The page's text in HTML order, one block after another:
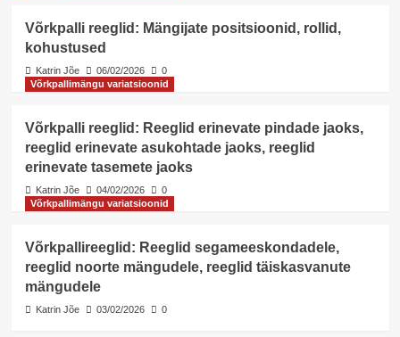
Võrkpalli reeglid: Mängijate positsioonid, rollid,
kohustused
Katrin Jõe 06/02/2026
0
Võrkpallimängu variatsioonid
Võrkpalli reeglid: Reeglid erinevate pindade jaoks,
reeglid erinevate asukohtade jaoks, reeglid
erinevate tasemete jaoks
Katrin Jõe 04/02/2026
0
Võrkpallimängu variatsioonid
Võrkpallireeglid: Reeglid segameeskondadele,
reeglid noorte mängudele, reeglid täiskasvanute
mängudele
Katrin Jõe 03/02/2026 0